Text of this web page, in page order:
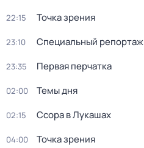
22:15 Точка зрения
23:10 Специальный репортаж
23:35 Первая перчатка
02:00 Темы дня
02:15 Ссора в Лукашах
04:00 Точка зрения